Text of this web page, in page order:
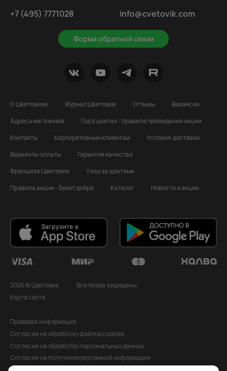
+7 (495) 7771028
Форма обратной связи
info@cvetovik.com
О Цветовике Журнал Цветовик Отзывы
Вакансии
Адреса магазинов
Год в цветах - правила проведения акции
Контакты
Корпоративным клиентам
Условия доставки
Варианты оплаты
Гарантия качества
Франшиза Цветовик
Уход за цветами
Правила акции - Букет добра
Каталог Новости и акции
2026 © Цветовик
Все права защищены
Карта сайта
Правовая информация:
Согласие на обработку файлов cookies
Согласия на обработку персональных данных
Согласие на получение рекламной информации
Политика обработки персональных данных